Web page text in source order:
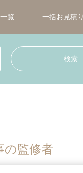
覧 一括お見積り
の監修者